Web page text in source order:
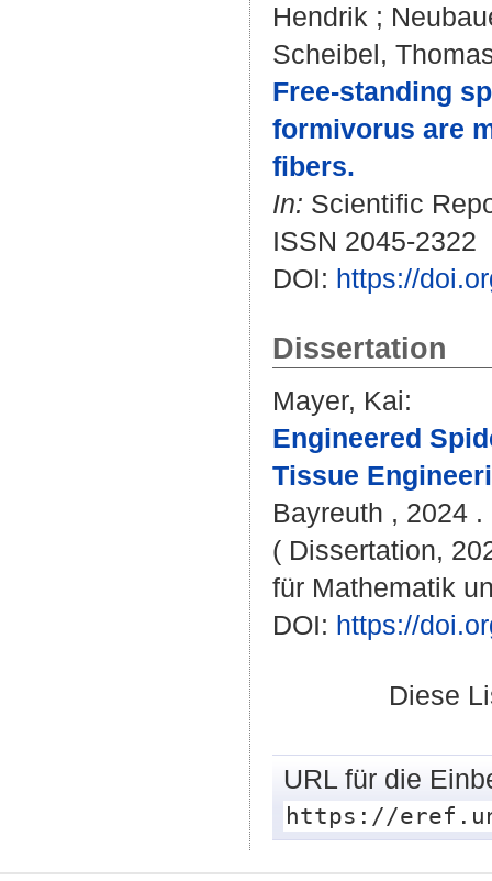
Hendrik ;
Scheibel,
Free‑standing
formivorus are
fibers.
In: Scientific
ISSN 2045-2322
DOI: https://
Dissertation
Mayer, Kai:
Engineered
Tissue
Bayreuth , 2024
( Dissertation,
für Mathematik
DOI: https://
Diese
URL für die
https://